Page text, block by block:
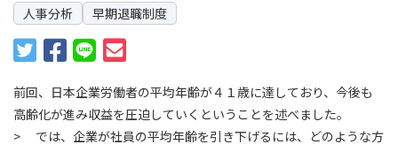
人事分析
早期退職制度
前回、日本企業労働者の平均年齢が４１歳に達しており、今後も
高齢化が進み収益を圧迫していくということを述べました。
> では、企業が社員の平均年齢を引き下げるには、どのような方